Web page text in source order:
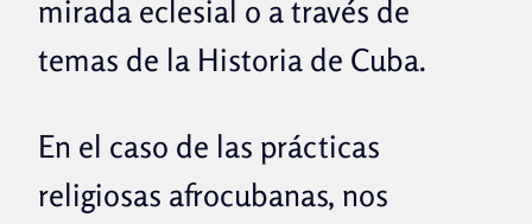
mirada eclesial o a través de
temas de la Historia de Cuba.
En el caso de las prácticas
religiosas afrocubanas, nos